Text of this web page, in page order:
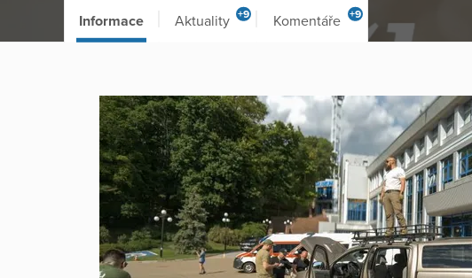
Informace Aktuality +9 Komentáře +9